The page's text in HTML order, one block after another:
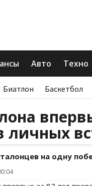
Авто Техно
Биатлон Баскетбол
личных
на одну